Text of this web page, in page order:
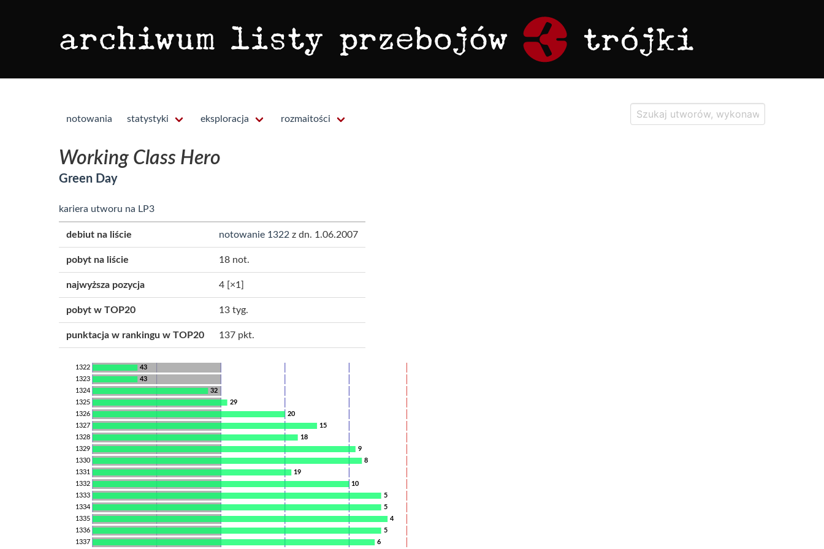
notowania statystyki eksploracja rozmaitości
Working Class Hero
Green Day
kariera utworu na LP3
debiut na liście notowanie 1322 z dn. 1.06.2007
pobyt na liście 18 not.
najwyższa pozycja 4 [×1]
pobyt w TOP20 13 tyg.
punktacja w rankingu w TOP20 137 pkt.
43
1322
43
1323
32
1324
29
1325
20
1326
15
1327
18
1328
9
1329
8
1330
19
1331
10
1332
5
1333
5
1334
4
1335
5
1336
6
1337